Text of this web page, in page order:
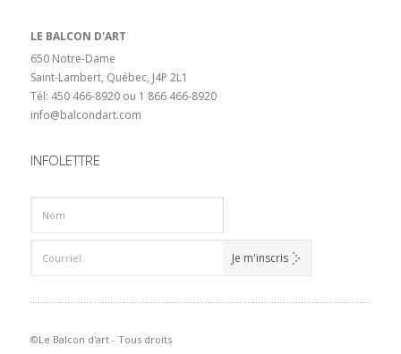
LE BALCON D'ART
650 Notre-Dame
Saint-Lambert, Québec, J4P 2L1
Tél: 450 466-8920 ou 1 866 466-8920
info@balcondart.com
INFOLETTRE
©Le Balcon d'art - Tous droits